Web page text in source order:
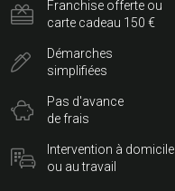
Franchise offerte ou
carte cadeau 150 €
Démarches
simplifiées
Pas d'avance
de frais
Intervention à domicile
ou au travail